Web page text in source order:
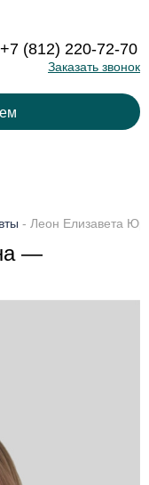
+7 (812) 220-72-70
Заказать звонок
- Леон Елизавета
—